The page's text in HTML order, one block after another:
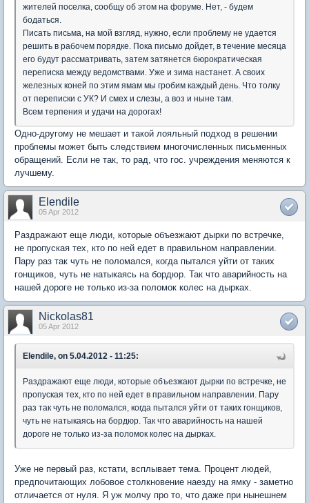
жителей поселка, сообщу об этом на форуме. Нет, - будем
бодаться.
Писать письма, на мой взгляд, нужно, если проблему не удается
решить в рабочем порядке. Пока письмо дойдет, в течение месяца
его будут рассматривать, затем затянется бюрократическая
переписка между ведомствами. Уже и зима настанет. А своих
железных коней по этим ямам мы гробим каждый день. Что толку
от переписки с УК? И смех и слезы, а воз и ныне там.
Всем терпения и удачи на дорогах!
Одно-другому не мешает и такой лояльный подход в решении
проблемы может быть следствием многочисленных письменных
обращений. Если не так, то рад, что гос. учреждения меняются к
лучшему.
Elendile
05 Apr 2012
Раздражают еще люди, которые объезжают дырки по встречке,
не пропуская тех, кто по ней едет в правильном направлении.
Пару раз так чуть не поломался, когда пытался уйти от таких
гонщиков, чуть не натыкаясь на бордюр. Так что аварийность на
нашей дороге не только из-за поломок колес на дырках.
Nickolas81
05 Apr 2012
Elendile, on 5.04.2012 - 11:25:
Раздражают еще люди, которые объезжают дырки по встречке, не
пропуская тех, кто по ней едет в правильном направлении. Пару
раз так чуть не поломался, когда пытался уйти от таких гонщиков,
чуть не натыкаясь на бордюр. Так что аварийность на нашей
дороге не только из-за поломок колес на дырках.
Уже не первый раз, кстати, всплывает тема. Процент людей,
предпочитающих лобовое столкновение наезду на ямку - заметно
отличается от нуля. Я уж молчу про то, что даже при нынешнем